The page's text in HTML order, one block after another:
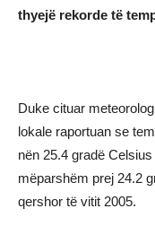
thyejë rekorde të
Duke cituar
lokale raportuan se
nën 25.4 gradë
mëparshëm prej 24.2
qershor të vitit 2005.